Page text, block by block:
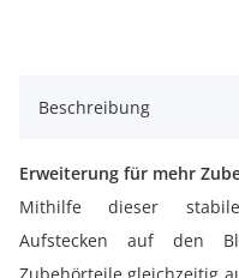
Beschreibung
Erweiterung für mehr
Mithilfe dieser
Aufstecken auf den